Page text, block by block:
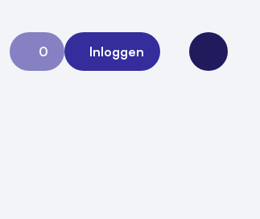
0
Aanvraag 0
Inloggen
Open